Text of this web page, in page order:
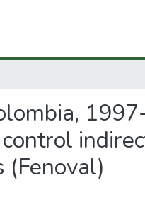
(Fenoval)